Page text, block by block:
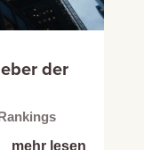
der
mehr lesen